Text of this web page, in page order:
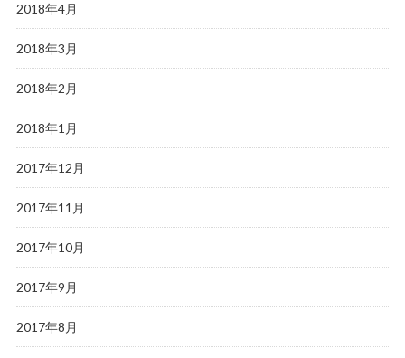
2018年4月
2018年3月
2018年2月
2018年1月
2017年12月
2017年11月
2017年10月
2017年9月
2017年8月